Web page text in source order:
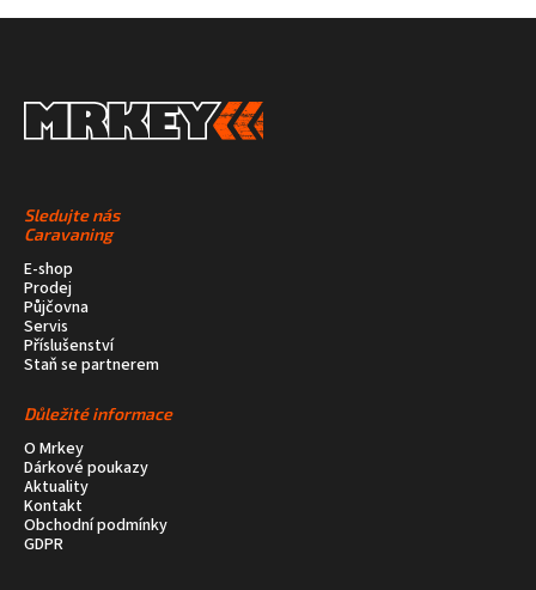
Sledujte nás
Caravaning
E-shop
Prodej
Půjčovna
Servis
Příslušenství
Staň se partnerem
Důležité informace
O Mrkey
Dárkové poukazy
Aktuality
Kontakt
Obchodní podmínky
GDPR